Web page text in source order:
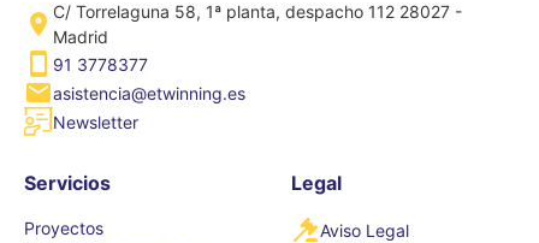
C/ Torrelaguna 58, 1ª planta, despacho 112 28027 -
Madrid
91 3778377
asistencia@etwinning.es
Newsletter
Servicios
Proyectos
Legal
Aviso Legal